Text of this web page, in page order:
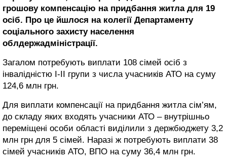
грошову компенсацію на придбання житла для 19
осіб. Про це йшлося на колегії Департаменту
соціального захисту населення
облдержадміністрації.
Загалом потребують виплати 108 сімей осіб з
інвалідністю І-ІІ групи з числа учасників АТО на суму
124,6 млн грн.
Для виплати компенсації на придбання житла сім’ям,
до складу яких входять учасники АТО – внутрішньо
переміщені особи області виділили з держбюджету 3,2
млн грн для 5 сімей. Наразі ж потребують виплати 38
сімей учасників АТО, ВПО на суму 36,4 млн грн.